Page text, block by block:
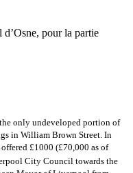
pour la partie
only undeveloped portion of
in William Brown Street. In
£1000 (£70,000 as of
City Council towards the